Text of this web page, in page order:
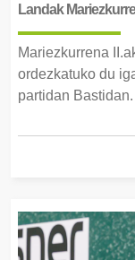
Landak
Mariezkurrena
ordezkatuko du
partidan Bastidan.